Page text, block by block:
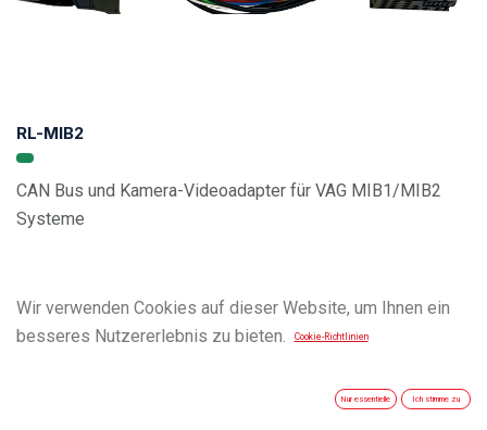
RL-MIB2
CAN Bus und Kamera-Videoadapter für VAG MIB1/MIB2
Systeme
Wir verwenden Cookies auf dieser Website, um Ihnen ein
besseres Nutzererlebnis zu bieten.
Cookie-Richtlinien
Nur essentielle Ich stimme zu